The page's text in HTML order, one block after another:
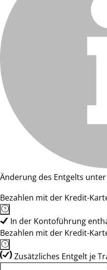
Änderung des Entgelts
Bezahlen mit der Kredit-
In der Kontoführung
Bezahlen mit der Kredit-
Zusätzliches Entgelt je